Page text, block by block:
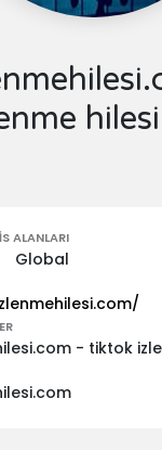
hilesi
ALANLARI
Global
- tiktok